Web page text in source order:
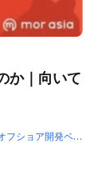
か｜向いて
フショア開発ベトナム